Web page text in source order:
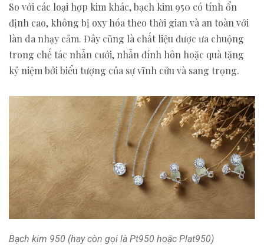
So với các loại hợp kim khác, bạch kim 950 có tính ổn
định cao, không bị oxy hóa theo thời gian và an toàn với
làn da nhạy cảm. Đây cũng là chất liệu được ưa chuộng
trong chế tác nhẫn cưới, nhẫn đính hôn hoặc quà tặng
kỷ niệm bởi biểu tượng của sự vĩnh cửu và sang trọng.
Bạch kim 950 (hay còn gọi là Pt950 hoặc Plat950)